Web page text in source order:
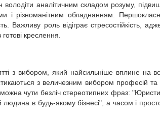
володіти аналітичним складом розуму,
і різноманітним обладнанням.
Важливу роль відіграє
креслення.
з вибором, який найсильніше вплине на
з величезним вибором професій
можна чути безліч стереотипних фраз:
в будь-якому бізнесі", а часом і